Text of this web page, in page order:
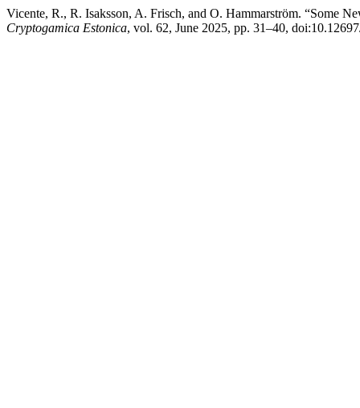
Vicente, R., R. Isaksson, A. Frisch, and O. Hammarström. “Some
Cryptogamica Estonica, vol. 62, June 2025, pp. 31–40,